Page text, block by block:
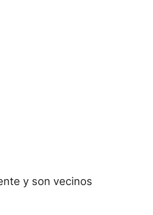
y son vecinos
puede variar